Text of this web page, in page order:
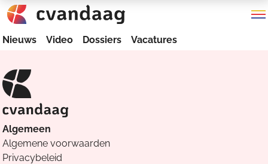
Nieuws Video Dossiers Vacatures
Algemeen
Algemene voorwaarden
Privacybeleid